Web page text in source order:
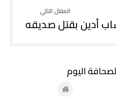
أدين بقتل صديقه